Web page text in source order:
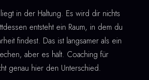
in der Haltung. Es wird dir nichts
entsteht ein Raum, in dem du
findest. Das ist langsamer als ein
aber es hält. Coaching für
genau hier den Unterschied.